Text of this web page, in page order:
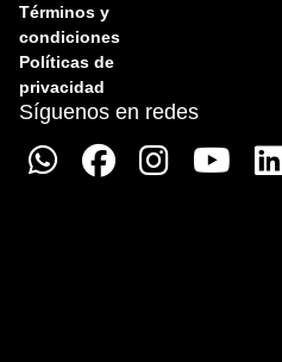
Términos y
condiciones
Políticas de
privacidad
Síguenos en redes